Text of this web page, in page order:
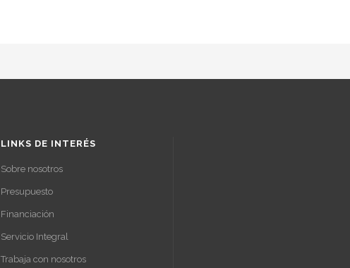
LINKS DE INTERÉS
Sobre nosotros
Presupuesto
Financiación
Servicio Integral
Trabaja con nosotros